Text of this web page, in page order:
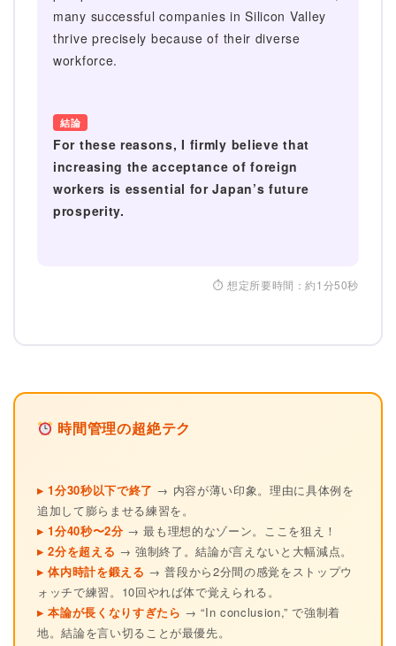
many successful companies in Silicon Valley
thrive precisely because of their diverse
workforce.
結論
For these reasons, I firmly believe that
increasing the acceptance of foreign
workers is essential for Japan’s future
prosperity.
⏱ 想定所要時間：約1分50秒
時間管理の超絶テク
▸ 1分30秒以下で終了 → 内容が薄い印象。理由に具体例を
追加して膨らませる練習を。
▸ 1分40秒〜2分 → 最も理想的なゾーン。ここを狙え！
▸ 2分を超える → 強制終了。結論が言えないと大幅減点。
▸ 体内時計を鍛える → 普段から2分間の感覚をストップウ
ォッチで練習。10回やれば体で覚えられる。
▸ 本論が長くなりすぎたら → “In conclusion,” で強制着
地。結論を言い切ることが最優先。